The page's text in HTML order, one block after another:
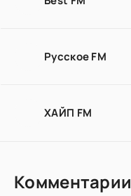
Русское FM
ХАЙП FM
Комментарии